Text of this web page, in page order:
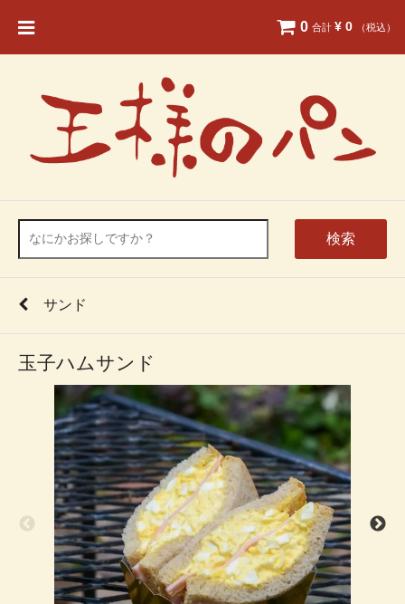
0 合計 ¥ 0 （税込）
検索
サンド
玉子ハムサンド